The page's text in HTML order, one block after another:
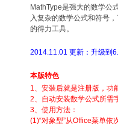
MathType是强大的数学公
入复杂的数学公式和符号
的得力工具。
2014.11.01 更新：升级到
本版特色
1、安装后就是注册版，功
2、自动安装数学公式所需
3、使用方法：
(1)“对象型”从Office菜单